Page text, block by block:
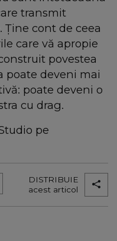
transmit
cont de ceea
care vă apropie
povestea
poate deveni mai
poate deveni o
cu drag.
pe
DISTRIBUIE
acest articol